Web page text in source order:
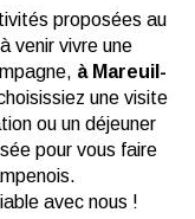
proposées au
venir vivre une
à Mareuil-
une visite
ou un déjeuner
pour vous faire
avec nous !